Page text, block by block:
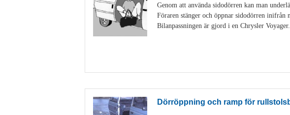
Genom att använda sidodörren kan man
Föraren stänger och öppnar sidodörren
Bilanpassningen är gjord i en Chrysler Voyager.
Dörröppning och ramp för